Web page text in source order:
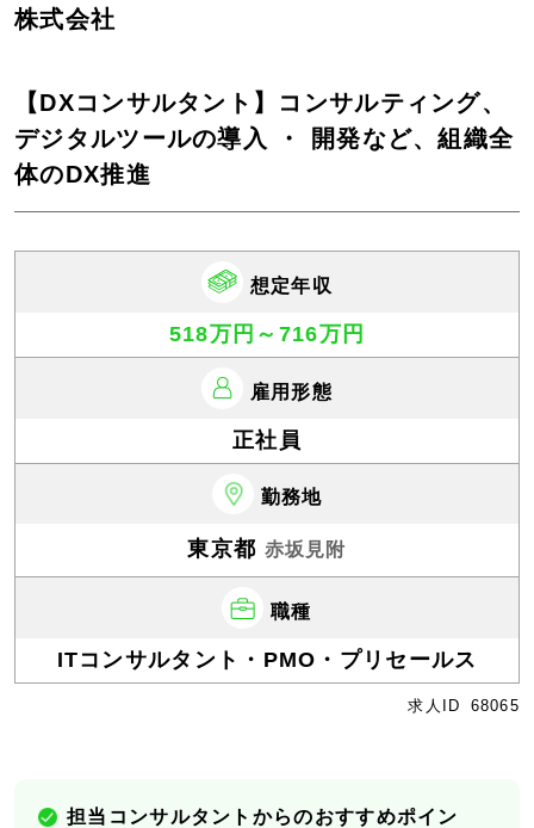
株式会社
【DXコンサルタント】コンサルティング、
デジタルツールの導入 ・ 開発など、組織全
体のDX推進
想定年収
518万円～716万円
雇用形態
正社員
勤務地
東京都 赤坂見附
職種
ITコンサルタント・PMO・プリセールス
求人ID 68065
担当コンサルタントからのおすすめポイン